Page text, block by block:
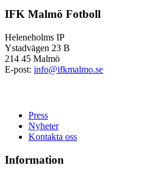
IFK Malmö Fotboll
Heleneholms IP
Ystadvägen 23 B
214 45 Malmö
E-post: info@ifkmalmo.se
Press
Nyheter
Kontakta oss
Information